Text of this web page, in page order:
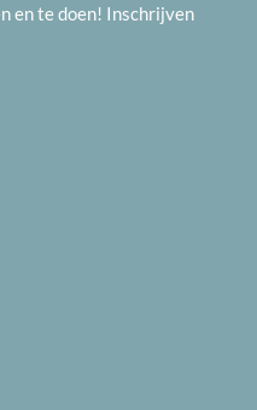
en te doen! Inschrijven